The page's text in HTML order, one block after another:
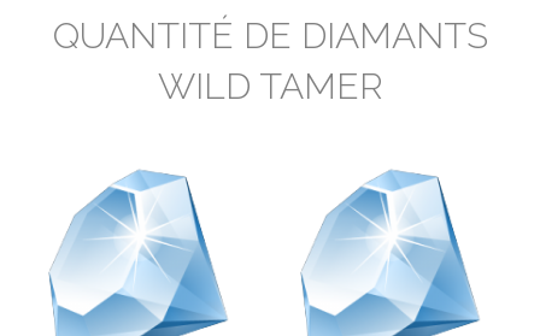
QUANTITÉ DE DIAMANTS
WILD TAMER